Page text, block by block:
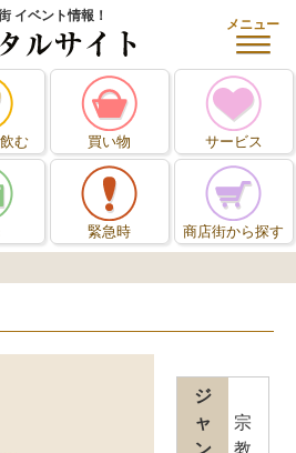
イベント情報！
メニュー
む
買い物 サービス
緊急時 商店街から探す
ジ
ャ
ン
宗
教